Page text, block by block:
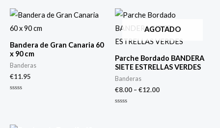
Bandera de Gran Canaria 60
x 90 cm
Banderas
€11.95
AGOTADO
Parche Bordado BANDERA
SIETE ESTRELLAS VERDES
Banderas
€8.00 – €12.00